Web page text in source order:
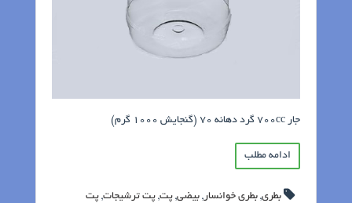
جار 700cc گرد دهانه 70 (گنجایش 1000 گرم)
ادامه مطلب
بطری, بطری خوانسار, بیضی, پت, پت ترشیجات, پت